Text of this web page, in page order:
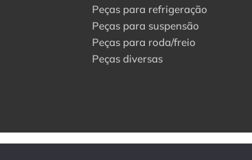
Peças para refrigeração
Peças para suspensão
Peças para roda/freio
Peças diversas